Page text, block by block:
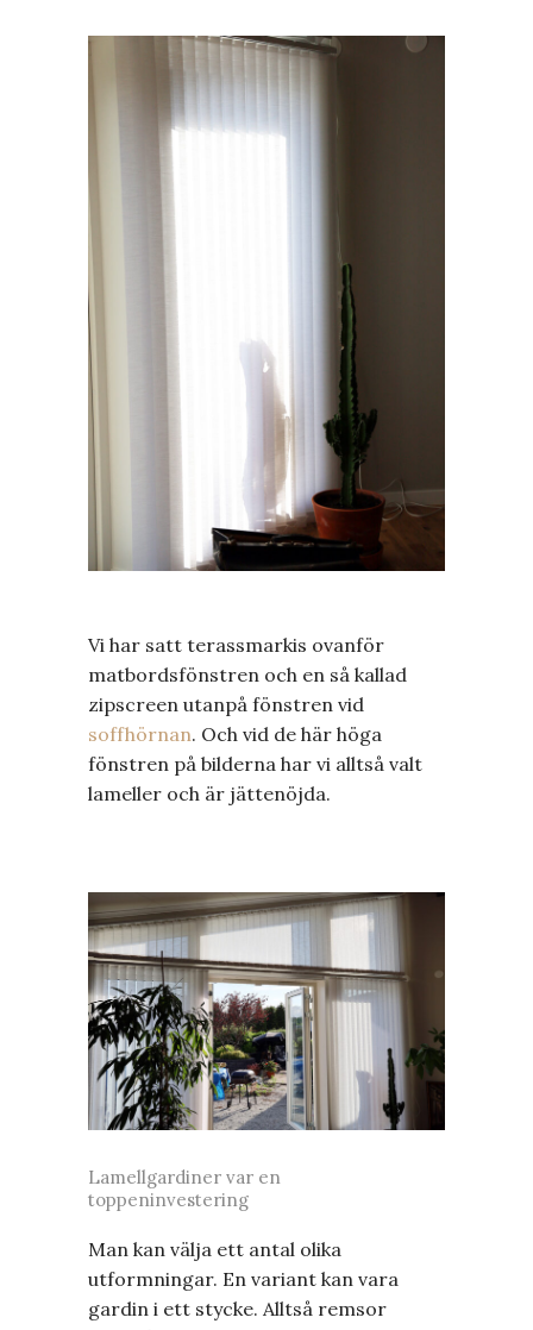
Vi har satt terassmarkis ovanför
matbordsfönstren och en så kallad
zipscreen utanpå fönstren vid
soffhörnan. Och vid de här höga
fönstren på bilderna har vi alltså valt
lameller och är jättenöjda.
Lamellgardiner var en
toppeninvestering
Man kan välja ett antal olika
utformningar. En variant kan vara
gardin i ett stycke. Alltså remsor